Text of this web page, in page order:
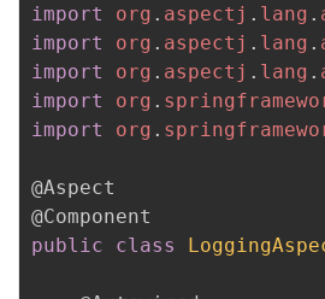
import
org . aspectj . lang .
import
org . aspectj . lang .
import
org . aspectj . lang .
import
org .
import
org .
@Aspect
@Component
public
class